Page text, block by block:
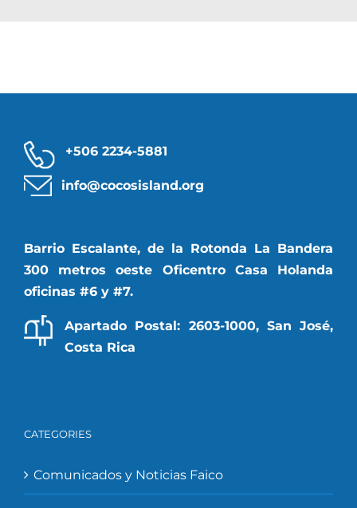
+506 2234-5881
info@cocosisland.org
Barrio Escalante, de la Rotonda La Bandera
300 metros oeste Oficentro Casa Holanda
oficinas #6 y #7.
Apartado Postal: 2603-1000, San José,
Costa Rica
CATEGORIES
Comunicados y Noticias Faico